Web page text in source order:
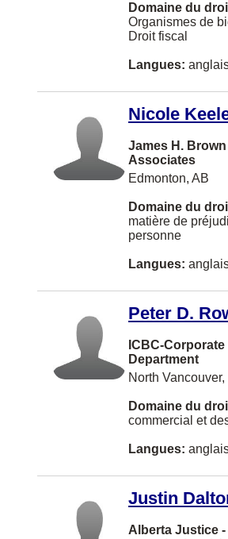
West Kelowna
Albany
Alexandria
Alliston
Annapolis Royal
Assiniboia
BATHURST
Balmoral
Bath
Beaconsfield
Bellingham
Blainville
Domaine du
Organismes de
Droit fiscal
Langues:
Nicole
James H. Brown
Associates
Edmonton, AB
Domaine du
matière de
personne
Langues:
Peter D.
ICBC-Corporate
Department
North Vancouver,
Domaine du
commercial et
Langues:
Justin
Alberta Justice -